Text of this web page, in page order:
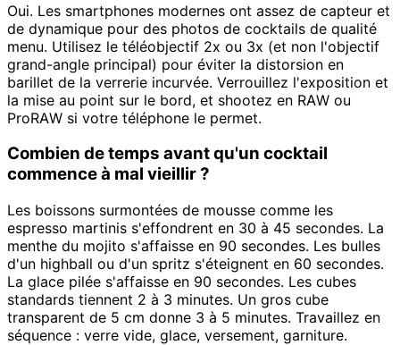
Oui. Les smartphones modernes ont assez de capteur et
de dynamique pour des photos de cocktails de qualité
menu. Utilisez le téléobjectif 2x ou 3x (et non l'objectif
grand-angle principal) pour éviter la distorsion en
barillet de la verrerie incurvée. Verrouillez l'exposition et
la mise au point sur le bord, et shootez en RAW ou
ProRAW si votre téléphone le permet.
Combien de temps avant qu'un cocktail
commence à mal vieillir ?
Les boissons surmontées de mousse comme les
espresso martinis s'effondrent en 30 à 45 secondes. La
menthe du mojito s'affaisse en 90 secondes. Les bulles
d'un highball ou d'un spritz s'éteignent en 60 secondes.
La glace pilée s'affaisse en 90 secondes. Les cubes
standards tiennent 2 à 3 minutes. Un gros cube
transparent de 5 cm donne 3 à 5 minutes. Travaillez en
séquence : verre vide, glace, versement, garniture.